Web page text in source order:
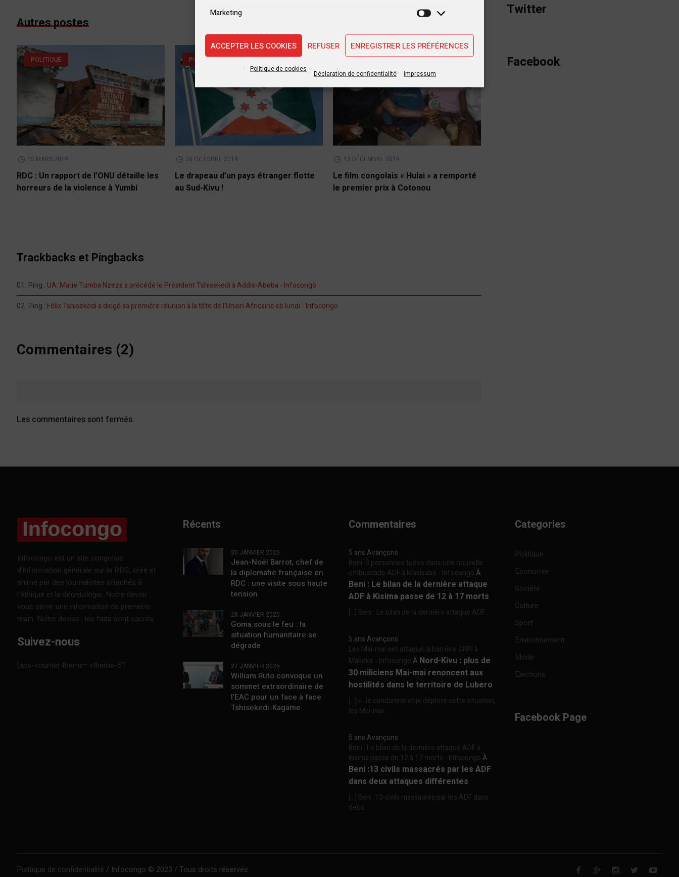
Marketing
Marketing
ACCEPTER LES COOKIES REFUSER ENREGISTRER LES PRÉFÉRENCES
Politique de cookies
Déclaration de confidentialité Impressum
Autres postes
POLITIQUE
15 MARS 2019
RDC : Un rapport de l’ONU détaille les
horreurs de la violence à Yumbi
POLITIQUE
20 OCTOBRE 2019
Le drapeau d’un pays étranger flotte
au Sud-Kivu !
CULTURE
13 DÉCEMBRE 2019
Le film congolais « Hulai » a remporté
le premier prix à Cotonou
Trackbacks et Pingbacks
Ping : UA: Marie Tumba Nzeza a précédé le Président Tshisekedi à Addis-Abeba - Infocongo
Ping : Félix Tshisekedi a dirigé sa première réunion à la tête de l’Union Africaine ce lundi - Infocongo
Commentaires (2)
Les commentaires sont fermés.
Twitter
Facebook
Infocongo est un site congolais
d’information générale sur la RDC, créé et
animé par des journalistes attachés à
l’éthique et la déontologie. Notre devoir :
vous servir une information de première
main. Notre devise : les faits sont sacrés.
Suivez-nous
[aps-counter theme= »theme-5″]
Récents
30 JANVIER 2025
Jean-Noël Barrot, chef de
la diplomatie française en
RDC : une visite sous haute
tension
28 JANVIER 2025
Goma sous le feu : la
situation humanitaire se
dégrade
27 JANVIER 2025
William Ruto convoque un
sommet extraordinaire de
l’EAC pour un face à face
Tshisekedi-Kagame
Commentaires
5 ans Avançons
Beni :3 personnes tuées dans une nouvelle
embuscade ADF à Makisabo - InfocongoÀ
Beni : Le bilan de la dernière attaque
ADF à Kisima passe de 12 à 17 morts
[…] Beni : Le bilan de la dernière attaque ADF...
5 ans Avançons
Les Mai-mai ont attaqué la barrière GRPI à
Makeke - InfocongoÀ Nord-Kivu : plus de
30 miliciens Mai-mai renoncent aux
hostilités dans le territoire de Lubero
[…] « Je condamne et je déplore cette situation,
les Mai-mai...
5 ans Avançons
Beni : Le bilan de la dernière attaque ADF à
Kisima passe de 12 à 17 morts - InfocongoÀ
Beni :13 civils massacrés par les ADF
dans deux attaques différentes
[…] Beni :13 civils massacrés par les ADF dans
deux...
Categories
Politique
Economie
Société
Culture
Sport
Environnement
Mode
Elections
Facebook Page
Politique de confidentialité / Infocongo © 2023 / Tous droits réservés